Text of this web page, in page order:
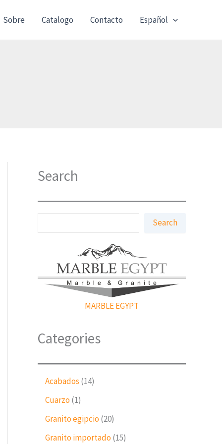
Sobre Catalogo Contacto Español
Search
Search
MARBLE EGYPT
Categories
Acabados 141
r
Cuarzo 11
r
o
Granito egipcio 202
Granito importado 151